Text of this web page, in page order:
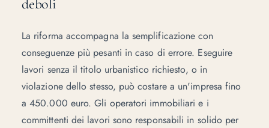
deboli
La riforma accompagna la semplificazione con
conseguenze più pesanti in caso di errore. Eseguire
lavori senza il titolo urbanistico richiesto, o in
violazione dello stesso, può costare a un'impresa fino
a 450.000 euro. Gli operatori immobiliari e i
committenti dei lavori sono responsabili in solido per